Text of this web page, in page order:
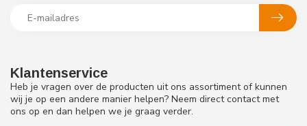
Klantenservice
Heb je vragen over de producten uit ons assortiment of kunnen
wij je op een andere manier helpen? Neem direct contact met
ons op en dan helpen we je graag verder.